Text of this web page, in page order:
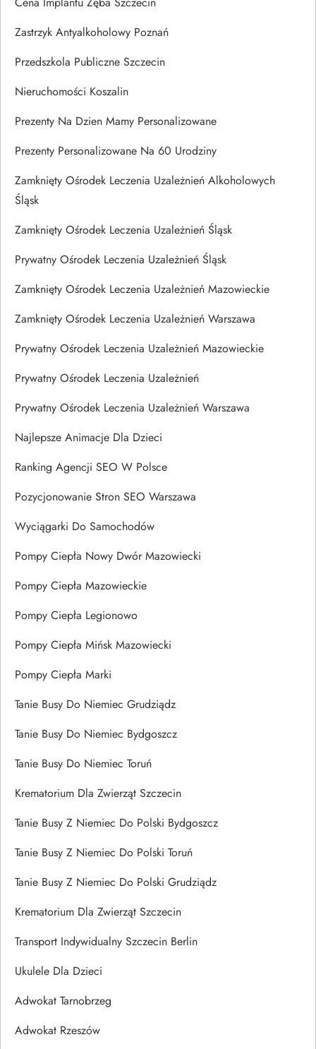
Zastrzyk Antyalkoholowy Poznań
Przedszkola Publiczne Szczecin
Nieruchomości Koszalin
Prezenty Na Dzien Mamy Personalizowane
Prezenty Personalizowane Na 60 Urodziny
Zamknięty Ośrodek Leczenia Uzależnień Alkoholowych
Śląsk
Zamknięty Ośrodek Leczenia Uzależnień Śląsk
Prywatny Ośrodek Leczenia Uzależnień Śląsk
Zamknięty Ośrodek Leczenia Uzależnień Mazowieckie
Zamknięty Ośrodek Leczenia Uzależnień Warszawa
Prywatny Ośrodek Leczenia Uzależnień Mazowieckie
Prywatny Ośrodek Leczenia Uzależnień
Prywatny Ośrodek Leczenia Uzależnień Warszawa
Najlepsze Animacje Dla Dzieci
Ranking Agencji SEO W Polsce
Pozycjonowanie Stron SEO Warszawa
Wyciągarki Do Samochodów
Pompy Ciepła Nowy Dwór Mazowiecki
Pompy Ciepła Mazowieckie
Pompy Ciepła Legionowo
Pompy Ciepła Mińsk Mazowiecki
Pompy Ciepła Marki
Tanie Busy Do Niemiec Grudziądz
Tanie Busy Do Niemiec Bydgoszcz
Tanie Busy Do Niemiec Toruń
Krematorium Dla Zwierząt Szczecin
Tanie Busy Z Niemiec Do Polski Bydgoszcz
Tanie Busy Z Niemiec Do Polski Toruń
Tanie Busy Z Niemiec Do Polski Grudziądz
Krematorium Dla Zwierząt Szczecin
Transport Indywidualny Szczecin Berlin
Ukulele Dla Dzieci
Adwokat Tarnobrzeg
Adwokat Rzeszów